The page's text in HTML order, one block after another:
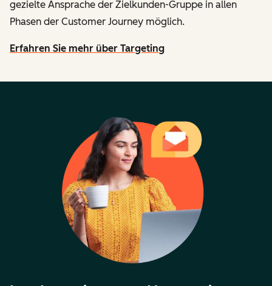
gezielte Ansprache der Zielkunden-Gruppe in allen
Phasen der Customer Journey möglich.
Erfahren Sie mehr über Targeting